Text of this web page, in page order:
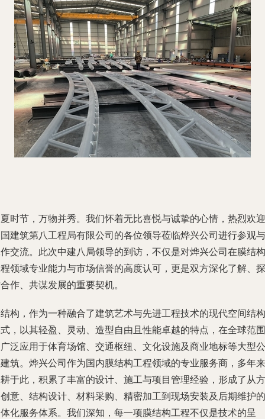
时节，万物并秀。我们怀着无比喜悦与诚挚的心情，热烈欢迎
建筑第八工程局有限公司的各位领导莅临烨兴公司进行参观与
交流。此次中建八局领导的到访，不仅是对烨兴公司在膜结构
领域专业能力与市场信誉的高度认可，更是双方深化了解、探
作、共谋发展的重要契机。
构，作为一种融合了建筑艺术与先进工程技术的现代空间结构
，以其轻盈、灵动、造型自由且性能卓越的特点，在全球范围
泛应用于体育场馆、交通枢纽、文化设施及商业地标等大型公
筑。烨兴公司作为国内膜结构工程领域的专业服务商，多年来
于此，积累了丰富的设计、施工与项目管理经验，形成了从方
意、结构设计、材料采购、精密加工到现场安装及后期维护的
化服务体系。我们深知，每一项膜结构工程不仅是技术的呈